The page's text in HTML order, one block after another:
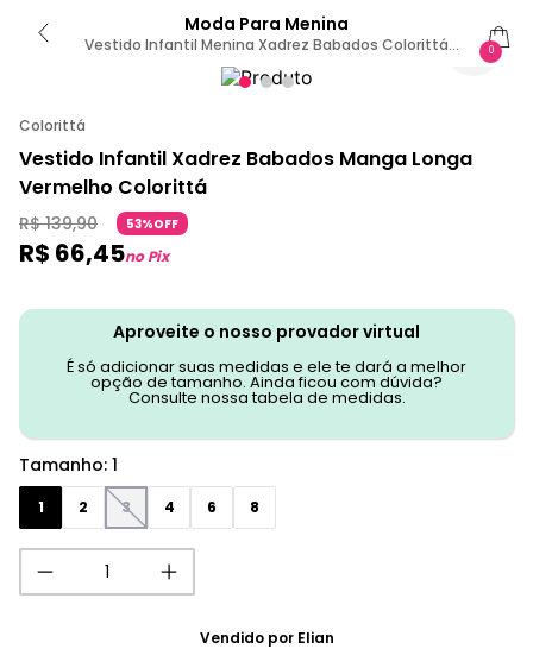
Moda Para Menina
Vestido Infantil Menina Xadrez Babados Colorittá
Vermelho 1
0
Colorittá
Vestido Infantil Xadrez Babados Manga Longa
Vermelho Colorittá
R$ 139,90 53%OFF
R$ 66,45no Pix
Aproveite o nosso provador virtual
É só adicionar suas medidas e ele te dará a melhor
opção de tamanho. Ainda ficou com dúvida?
Consulte nossa tabela de medidas.
Tamanho: 1
1 2 3 4 6 8
Vendido por Elian